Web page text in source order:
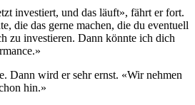
investiert, und das läuft», fährt er fort.
die das gerne machen, die du eventuell
zu investieren. Dann könnte ich dich
Dann wird er sehr ernst. «Wir nehmen
hin.»